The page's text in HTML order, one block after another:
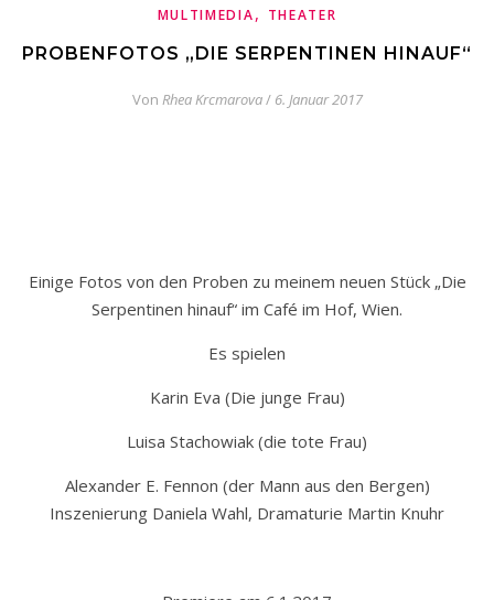
MULTIMEDIA, THEATER
PROBENFOTOS „DIE SERPENTINEN HINAUF“
Von Rhea Krcmarova/ 6. Januar 2017
Einige Fotos von den Proben zu meinem neuen Stück „Die
Serpentinen hinauf“ im Café im Hof, Wien.
Es spielen
Karin Eva (Die junge Frau)
Luisa Stachowiak (die tote Frau)
Alexander E. Fennon (der Mann aus den Bergen)
Inszenierung Daniela Wahl, Dramaturie Martin Knuhr